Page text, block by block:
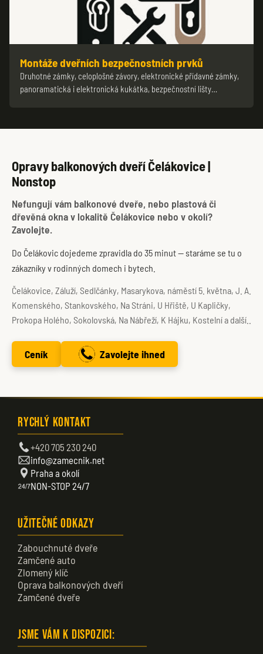
Montáže dveřních bezpečnostních prvků
Druhotné zámky, celoplošné závory, elektronické přídavné zámky,
panoramatická i elektronická kukátka, bezpečnostní lišty…
Opravy balkonových dveří Čelákovice |
Nonstop
Nefungují vám balkonové dveře, nebo plastová či
dřevěná okna v lokalitě Čelákovice nebo v okolí?
Zavolejte.
Do Čelákovic dojedeme zpravidla do 35 minut — staráme se tu o
zákazníky v rodinných domech i bytech.
Čelákovice, Záluží, Sedlčánky, Masarykova, náměstí 5. května, J. A.
Komenského, Stankovského, Na Stráni, U Hřiště, U Kapličky,
Prokopa Holého, Sokolovská, Na Nábřeží, K Hájku, Kostelní a další..
Ceník Zavolejte ihned
Rychlý kontakt
+420 705 230 240
info@zamecnik.net
Praha a okolí
NON-STOP 24/7
Užitečné odkazy
Zabouchnuté dveře
Zamčené auto
Zlomený klíč
Oprava balkonových dveří
Zamčené dveře
Jsme vám k dispozici: